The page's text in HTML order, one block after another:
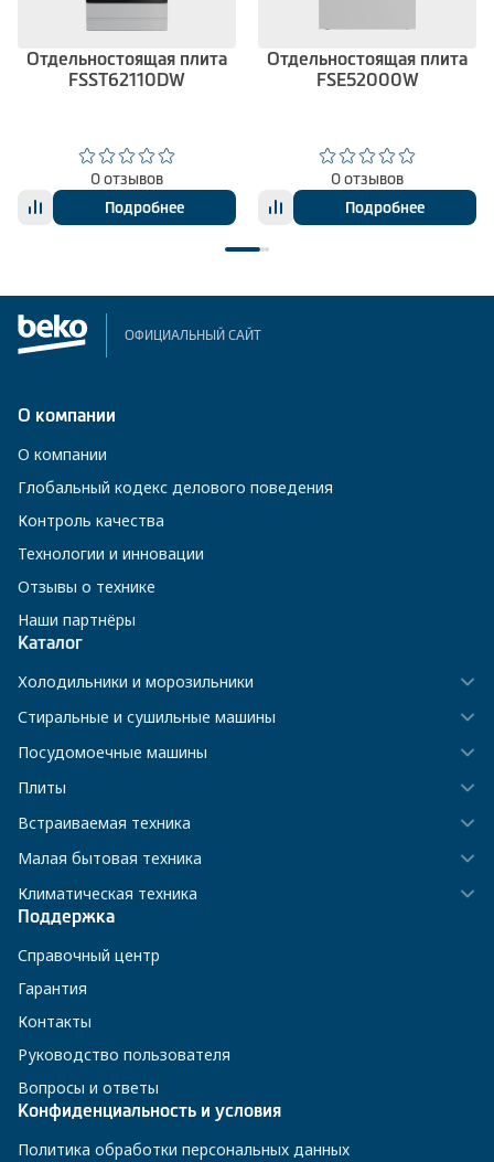
Отдельностоящая плита
FSST62110DW
0 отзывов
Подробнее
Отдельностоящая плита
FSE52000W
0 отзывов
Подробнее
ОФИЦИАЛЬНЫЙ САЙТ
О компании
О компании
Глобальный кодекс делового поведения
Контроль качества
Технологии и инновации
Отзывы о технике
Наши партнёры
Каталог
Холодильники и морозильники
Стиральные и сушильные машины
Посудомоечные машины
Плиты
Встраиваемая техника
Малая бытовая техника
Климатическая техника
Поддержка
Справочный центр
Гарантия
Контакты
Руководство пользователя
Вопросы и ответы
Конфиденциальность и условия
Политика обработки персональных данных